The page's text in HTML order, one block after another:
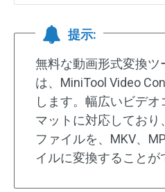
提示:
無料な動画形式変換ツ
は、MiniTool Video
します。幅広いビデ
マットに対応してお
ファイルを、MKV、
イルに変換することが